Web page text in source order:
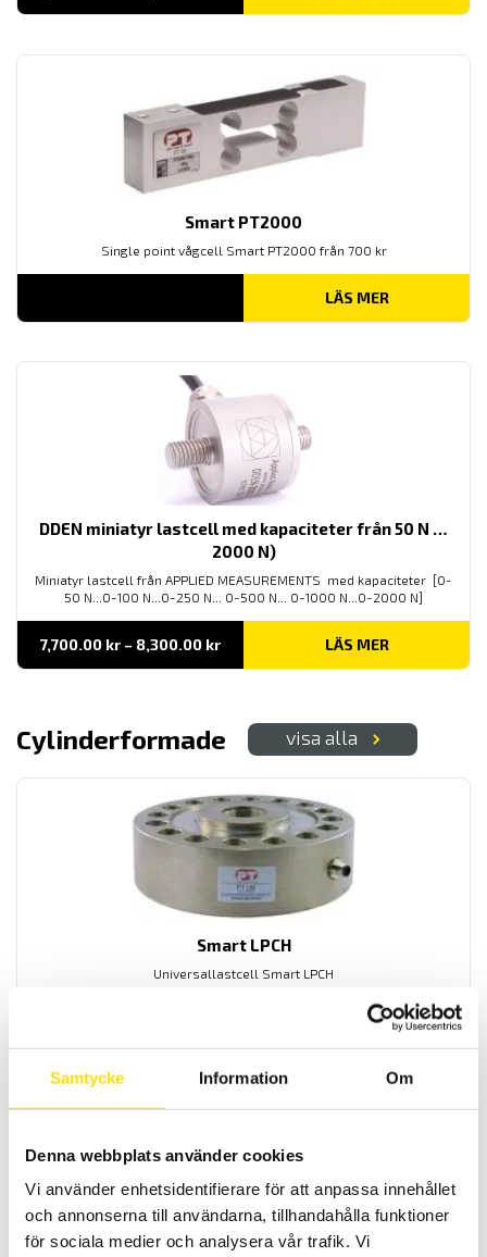
Samtycke Information Om
Denna webbplats använder cookies
Vi använder enhetsidentifierare för att anpassa innehållet
och annonserna till användarna, tillhandahålla funktioner
för sociala medier och analysera vår trafik. Vi
till
Smart PT2000
Single point vågcell Smart PT2000 från 700 kr
LÄS MER
DDEN miniatyr lastcell med kapaciteter från 50 N …
2000 N)
Miniatyr lastcell från APPLIED MEASUREMENTS med kapaciteter [0-
50 N...0-100 N...0-250 N... 0-500 N... 0-1000 N...0-2000 N]
7,700.00 kr – 8,300.00 krPrisintervall:
till
LÄS MER
Cylinderformade visa alla
Smart LPCH
Universallastcell Smart LPCH
till
LÄS MER
ME Lastcell KM26z